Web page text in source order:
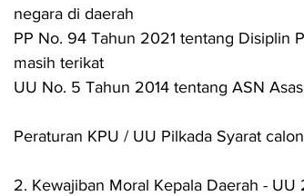
negara di daerah
PP No. 94 Tahun 2021 tentang Disiplin PNS	Kalau Kepala Daerah rangkap
masih terikat
UU No. 5 Tahun 2014 tentang ASN
Peraturan KPU / UU Pilkada Syarat
2. Kewajiban Moral Kepala Daerah - UU